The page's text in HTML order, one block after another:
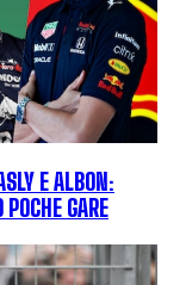
E ALBON:
GARE